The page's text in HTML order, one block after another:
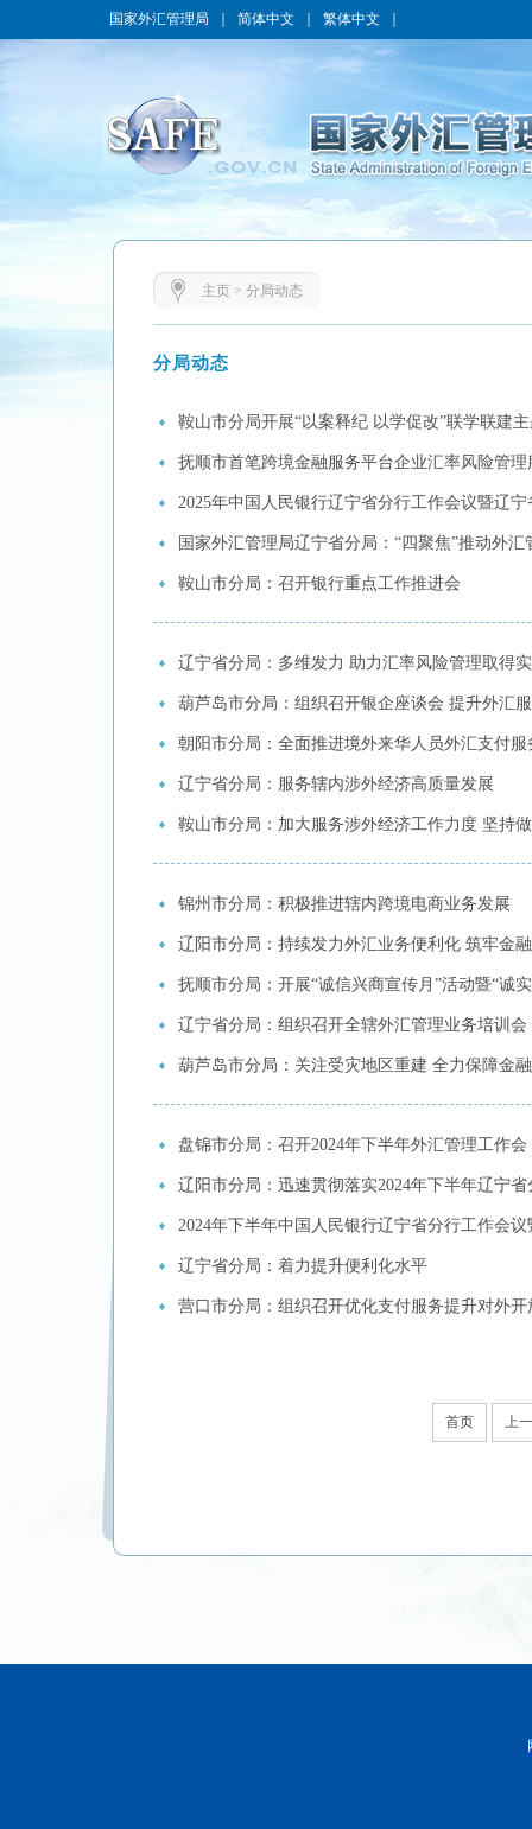
国家外汇管理局 简体中文 繁体中文
主页> 分局动态
分局动态
鞍山市分局开展“以案释纪 以学促改”联学联建
抚顺市首笔跨境金融服务平台企业汇率风险管
2025年中国人民银行辽宁省分行工作会议暨辽
国家外汇管理局辽宁省分局：“四聚焦”推动外
鞍山市分局：召开银行重点工作推进会
辽宁省分局：多维发力 助力汇率风险管理取得
葫芦岛市分局：组织召开银企座谈会 提升外汇
朝阳市分局：全面推进境外来华人员外汇支付服
辽宁省分局：服务辖内涉外经济高质量发展
鞍山市分局：加大服务涉外经济工作力度 坚持
锦州市分局：积极推进辖内跨境电商业务发展
辽阳市分局：持续发力外汇业务便利化 筑牢金
抚顺市分局：开展“诚信兴商宣传月”活动暨“诚
辽宁省分局：组织召开全辖外汇管理业务培训会
葫芦岛市分局：关注受灾地区重建 全力保障金
盘锦市分局：召开2024年下半年外汇管理工作会
辽阳市分局：迅速贯彻落实2024年下半年辽宁
2024年下半年中国人民银行辽宁省分行工作会
辽宁省分局：着力提升便利化水平
营口市分局：组织召开优化支付服务提升对外
首页 上